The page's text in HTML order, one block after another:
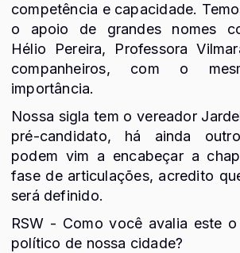
competência e capacidade.
o apoio de grandes nomes
Hélio Pereira, Professora
companheiros, com o
importância.
Nossa sigla tem o vereador
pré-candidato, há ainda
podem vim a encabeçar a
fase de articulações, acredito
será definido.
RSW - Como você avalia este
político de nossa cidade?